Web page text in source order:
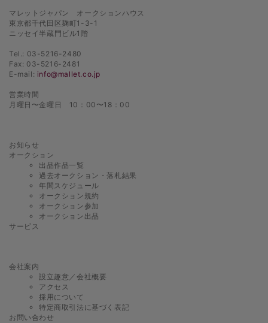
マレットジャパン オークションハウス
東京都千代田区麹町1-3-1
ニッセイ半蔵門ビル1階
Tel.: 03-5216-2480
Fax: 03-5216-2481
E-mail: info@mallet.co.jp
営業時間
月曜日〜金曜日 10：00〜18：00
お知らせ
オークション
出品作品一覧
過去オークション・落札結果
年間スケジュール
オークション規約
オークション参加
オークション出品
サービス
会社案内
設立趣意／会社概要
アクセス
採用について
特定商取引法に基づく表記
お問い合わせ